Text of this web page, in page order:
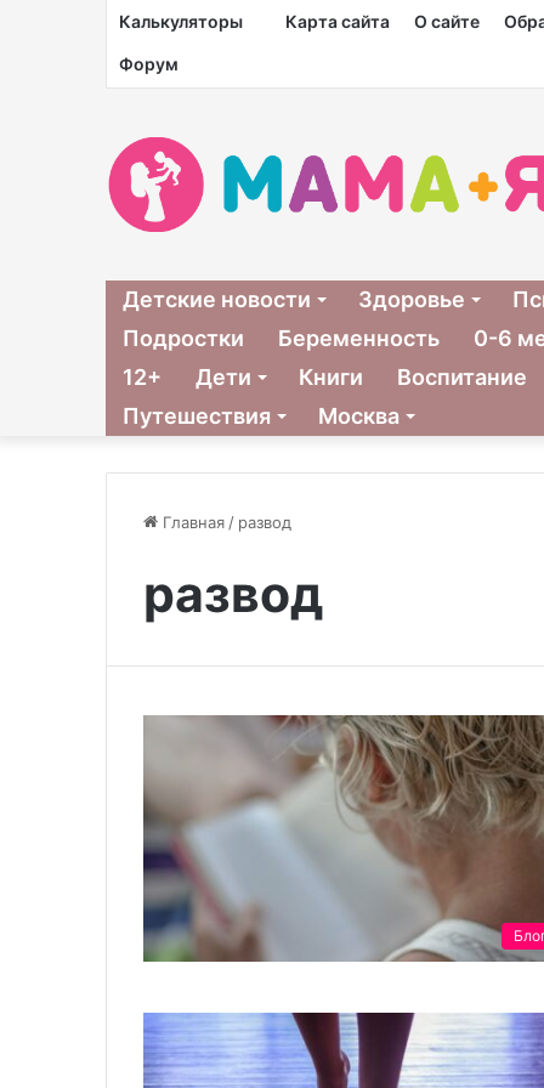
Калькуляторы Карта сайта О сайте
Форум
Детские новости Здоровье
Подростки
Беременность
0-6
12+
Дети Книги
Воспитание
Путешествия
Москва
Главная / развод
развод
книг
30.07.2023
Чему учат
любимых книг